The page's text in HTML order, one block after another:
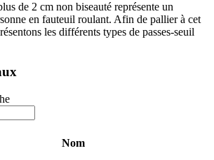
de 2 cm non biseauté représente un
en fauteuil roulant. Afin de pallier à cet
les différents types de passes-seuil
Nom